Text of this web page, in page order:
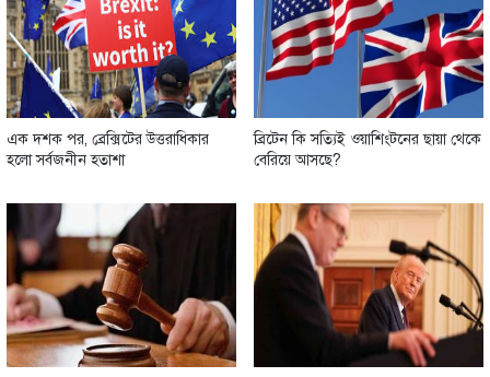
এক দশক পর, ব্রেক্সিটের উত্তরাধিকার
হলো সর্বজনীন হতাশা
ব্রিটেন কি সত্যিই ওয়াশিংটনের ছায়া থেকে
বেরিয়ে আসছে?